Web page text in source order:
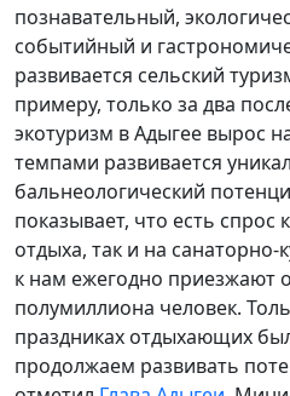
познавательный,
событийный и
развивается сельский
примеру, только за два
экотуризм в Адыгее вырос
темпами развивается
бальнеологический
показывает, что есть спрос
отдыха, так и на санаторно-
к нам ежегодно приезжают
полумиллиона человек.
праздниках отдыхающих
продолжаем развивать